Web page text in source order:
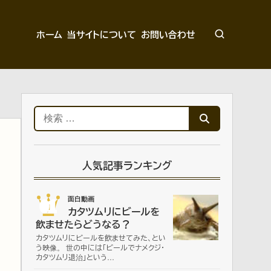
ホーム 当サイトについて お問い合わせ
検
索:
人気記事ランキング
01 面白動画
カタツムリにビールを
飲ませたらどうなる？
カタツムリにビールを飲ませてみた、とい
う映像。 世の中には「ビールでナメクジ・
カタツムリ退治」という…